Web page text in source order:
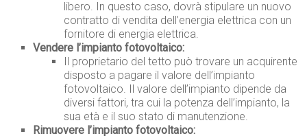
libero. In questo caso, dovrà stipulare un nuovo
contratto di vendita dell’energia elettrica con un
fornitore di energia elettrica.
Vendere l’impianto fotovoltaico:
Il proprietario del tetto può trovare un acquirente
disposto a pagare il valore dell’impianto
fotovoltaico. Il valore dell’impianto dipende da
diversi fattori, tra cui la potenza dell’impianto, la
sua età e il suo stato di manutenzione.
Rimuovere l’impianto fotovoltaico: